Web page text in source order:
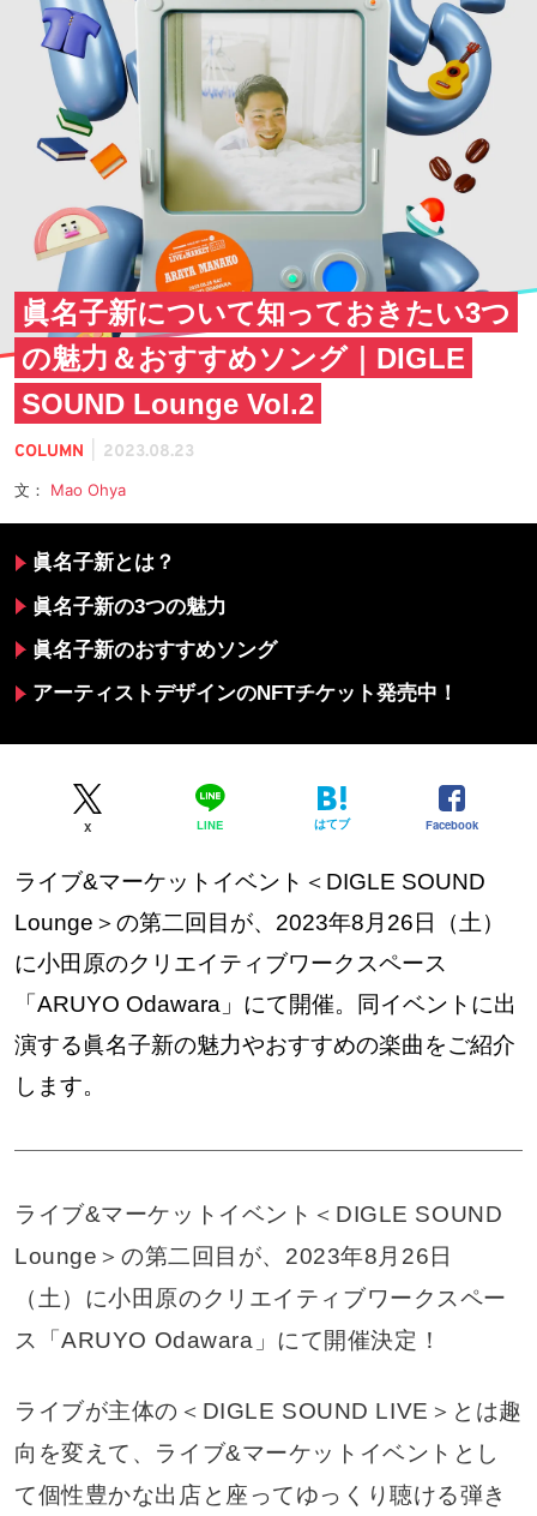
眞名子新について知っておきたい3つ
の魅力＆おすすめソング｜DIGLE
SOUND Lounge Vol.2
COLUMN 2023.08.23
文： Mao Ohya
眞名子新とは？
眞名子新の3つの魅力
眞名子新のおすすめソング
アーティストデザインのNFTチケット発売中！
X LINE はてブ Facebook
ライブ&マーケットイベント＜DIGLE SOUND
Lounge＞の第二回目が、2023年8月26日（土）
に小田原のクリエイティブワークスペース
「ARUYO Odawara」にて開催。同イベントに出
演する眞名子新の魅力やおすすめの楽曲をご紹介
します。
ライブ&マーケットイベント＜DIGLE SOUND
Lounge＞の第二回目が、2023年8月26日
（土）に小田原のクリエイティブワークスペー
ス「ARUYO Odawara」にて開催決定！
ライブが主体の＜DIGLE SOUND LIVE＞とは趣
向を変えて、ライブ&マーケットイベントとし
て個性豊かな出店と座ってゆっくり聴ける弾き